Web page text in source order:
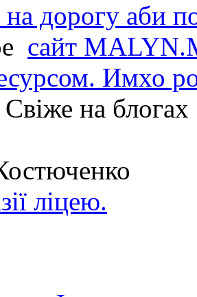
дорогу аби
сайт
Имхо
Свіже на блогах
ліцею.